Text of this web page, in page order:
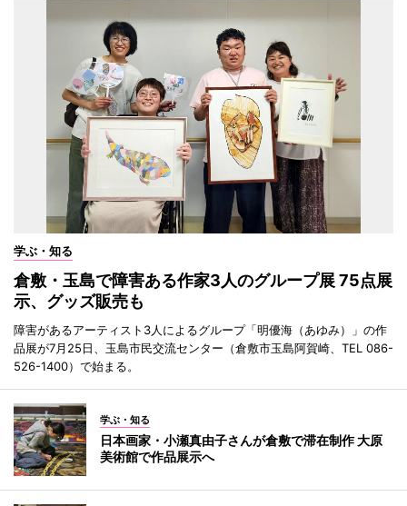
学ぶ・知る
倉敷・玉島で障害ある作家3人のグループ展 75点展
示、グッズ販売も
障害があるアーティスト3人によるグループ「明優海（あゆみ）」の作
品展が7月25日、玉島市民交流センター（倉敷市玉島阿賀崎、TEL 086-
526-1400）で始まる。
学ぶ・知る
日本画家・小瀬真由子さんが倉敷で滞在制作 大原
美術館で作品展示へ